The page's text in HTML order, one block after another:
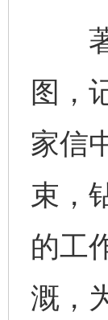
著
图，
家信
束，
的工
溉，